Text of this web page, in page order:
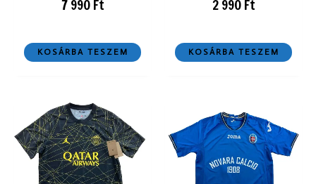
7 990Ft
KOSÁRBA TESZEM
2 990Ft
KOSÁRBA TESZEM